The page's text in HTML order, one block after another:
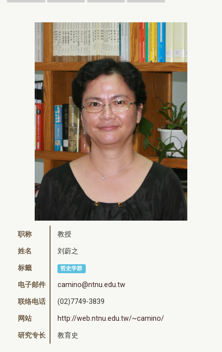
职称 教授
姓名 刘蔚之
标籤 哲史学群
电子邮件 camino@ntnu.edu.tw
联络电话 (02)7749-3839
网站 http://web.ntnu.edu.tw/~camino/
研究专长 教育史